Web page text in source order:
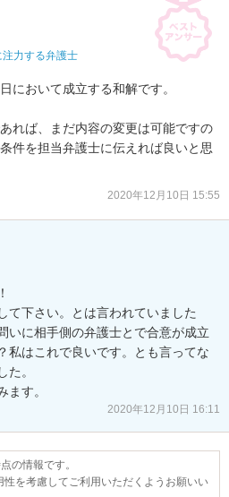
力する弁護士
において成立する和解です。
れば、まだ内容の変更は可能ですの
件を担当弁護士に伝えれば良いと思
2020年12月10日 15:55
て下さい。とは言われていました
いに相手側の弁護士とで合意が成立
私はこれで良いです。とも言ってな
た。
ます。
2020年12月10日 16:11
の情報です。
性を考慮してご利用いただくようお願いい